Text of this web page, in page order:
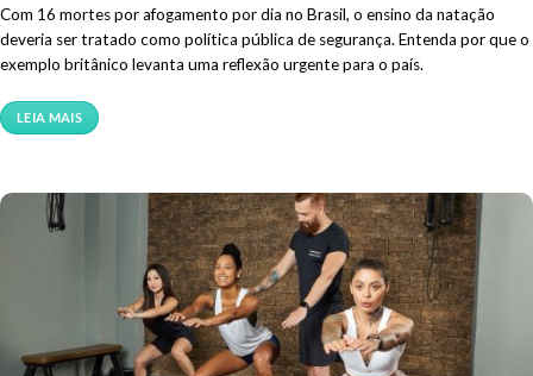
Com 16 mortes por afogamento por dia no Brasil, o ensino da natação
deveria ser tratado como política pública de segurança. Entenda por que o
exemplo britânico levanta uma reflexão urgente para o país.
LEIA MAIS